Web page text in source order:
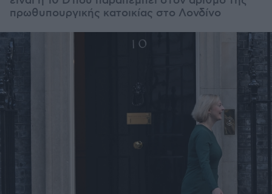
πρωθυπουργικής κατοικίας στο Λονδίνο